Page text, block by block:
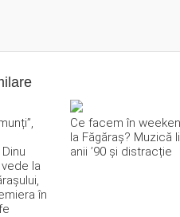
la
în
Ce facem în
la Făgăraș? Muzică
anii ’90 și distracție